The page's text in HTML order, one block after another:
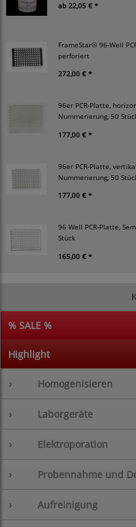
ab 22,05 € *
FrameStar® 96-Well
perforiert
272,00 € *
96er PCR-Platte,
Nummerierung, 50
177,00 € *
96er PCR-Platte,
Nummerierung, 50
177,00 € *
96 Well PCR-Platte,
Stück
165,00 € *
% SALE %
Highlight
› Homogenisieren
› Laborgeräte
› Elektroporation
› Probennahme und
› Aufreinigung